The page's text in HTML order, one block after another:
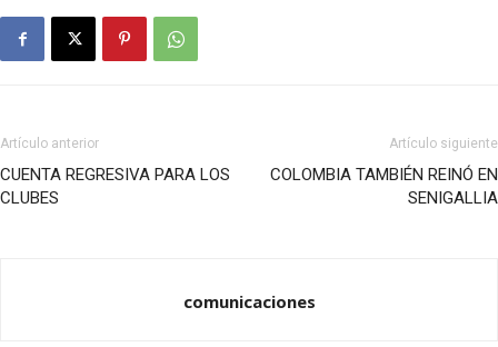
Artículo anterior
CUENTA REGRESIVA PARA LOS
CLUBES
Artículo siguiente
COLOMBIA TAMBIÉN REINÓ EN
SENIGALLIA
comunicaciones